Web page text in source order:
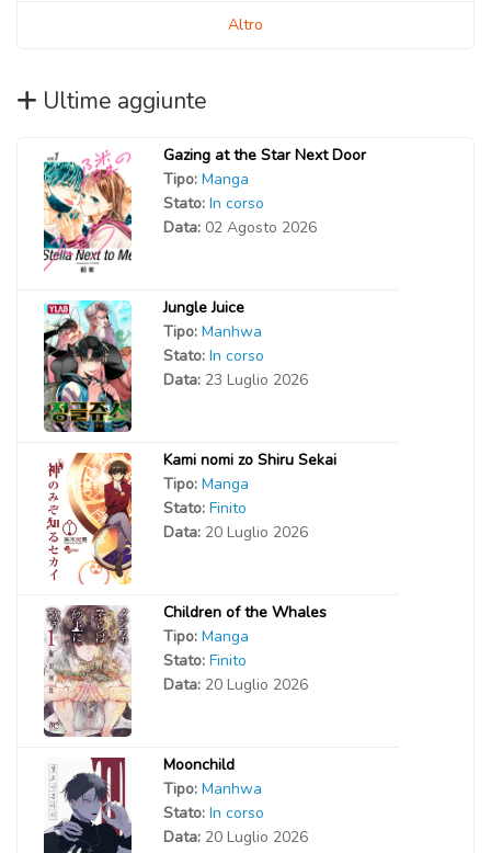
Altro
Ultime aggiunte
Gazing at the Star Next Door
Tipo: Manga
Stato: In corso
Data: 02 Agosto 2026
Jungle Juice
Tipo: Manhwa
Stato: In corso
Data: 23 Luglio 2026
Kami nomi zo Shiru Sekai
Tipo: Manga
Stato: Finito
Data: 20 Luglio 2026
Children of the Whales
Tipo: Manga
Stato: Finito
Data: 20 Luglio 2026
Moonchild
Tipo: Manhwa
Stato: In corso
Data: 20 Luglio 2026